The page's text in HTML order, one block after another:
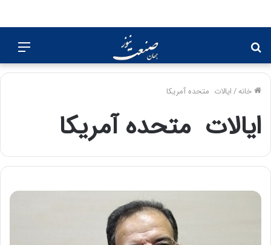
برای
خانه/ایالات متحده آمریکا
ایالات متحده آمریکا